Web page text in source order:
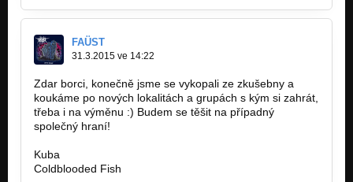
Milion
Nezařazeno
Nezařazeno
Kouř
Nezařazeno
Divnej den
Nezařazeno
FAÜST
31.3.2015 ve 14:22
Zdar borci, konečně jsme se vykopali ze zkušebny a
koukáme po nových lokalitách a grupách s kým si zahrát,
třeba i na výměnu :) Budem se těšit na případný
společný hraní!
Kuba
Coldblooded Fish